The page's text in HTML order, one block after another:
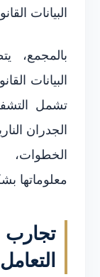
البيانات
بالمجمع،
البيانات
تشمل
الجدران
معلوماتها